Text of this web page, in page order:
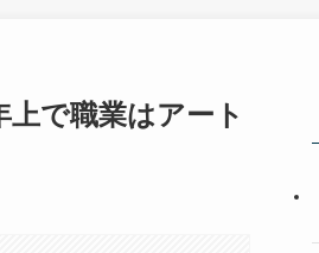
で職業はアート